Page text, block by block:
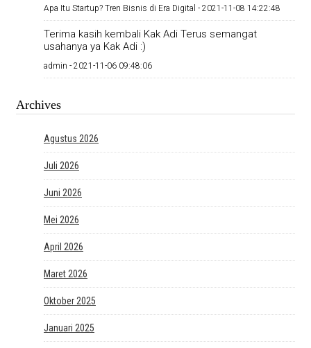
Apa Itu Startup? Tren Bisnis di Era Digital - 2021-11-08 14:22:48
Terima kasih kembali Kak Adi Terus semangat
usahanya ya Kak Adi :)
admin - 2021-11-06 09:48:06
Archives
Agustus 2026
Juli 2026
Juni 2026
Mei 2026
April 2026
Maret 2026
Oktober 2025
Januari 2025